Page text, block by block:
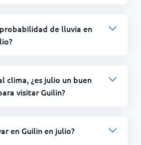
probabilidad de lluvia en
clima, ¿es julio un buen
visitar Guilin?
en Guilin en julio?